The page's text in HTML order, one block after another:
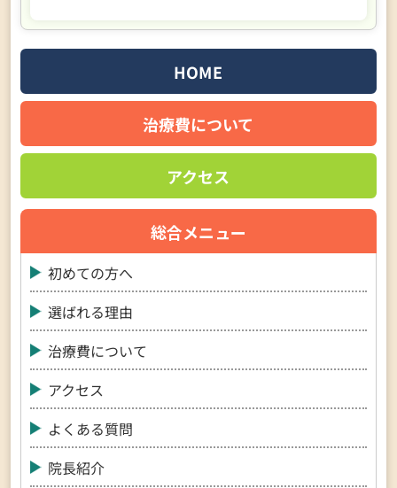
HOME
治療費について
アクセス
総合メニュー
初めての方へ
選ばれる理由
治療費について
アクセス
よくある質問
院長紹介